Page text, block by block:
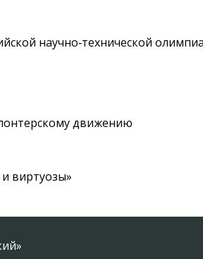
научно‑технической
движению
виртуозы»